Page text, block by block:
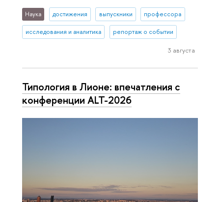
Наука достижения выпускники профессора
исследования и аналитика репортаж о событии
3 августа
Типология в Лионе: впечатления с
конференции ALT-2026